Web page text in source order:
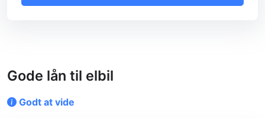
Gode lån til elbil
Godt at vide